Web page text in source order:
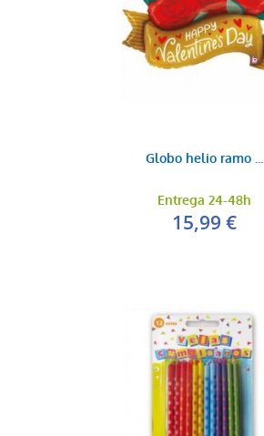
Globo helio ramo ...
Entrega 24-48h
15,99 €